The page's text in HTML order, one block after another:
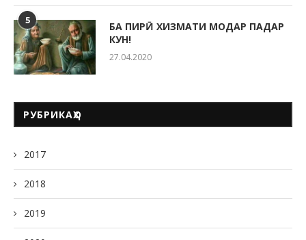
5
БА ПИРӢ ХИЗМАТИ МОДАР ПАДАР
КУН!
27.04.2020
РУБРИКАҲО
2017
2018
2019